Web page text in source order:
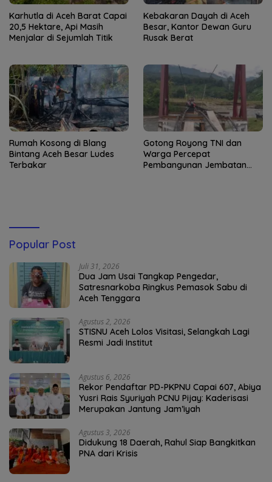
Karhutla di Aceh Barat Capai
20,5 Hektare, Api Masih
Menjalar di Sejumlah Titik
Kebakaran Dayah di Aceh
Besar, Kantor Dewan Guru
Rusak Berat
Rumah Kosong di Blang
Bintang Aceh Besar Ludes
Terbakar
Gotong Royong TNI dan
Warga Percepat
Pembangunan Jembatan
Popular Post
Juli 31, 2026
Dua Jam Usai Tangkap Pengedar,
Satresnarkoba Ringkus Pemasok Sabu di
Aceh Tenggara
Agustus 2, 2026
STISNU Aceh Lolos Visitasi, Selangkah Lagi
Resmi Jadi Institut
Agustus 6, 2026
Rekor Pendaftar PD-PKPNU Capai 607, Abiya
Yusri Rais Syuriyah PCNU Pijay: Kaderisasi
Merupakan Jantung Jam’iyah
Agustus 3, 2026
Didukung 18 Daerah, Rahul Siap Bangkitkan
PNA dari Krisis